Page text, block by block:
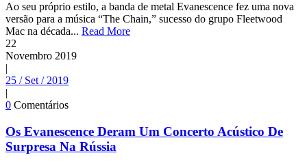
Ao seu próprio estilo, a banda de metal Evanescence fez uma nova
versão para a música “The Chain,” sucesso do grupo Fleetwood
Mac na década... Read More
22
Novembro 2019
|
25 / Set / 2019
|
0 Comentários
Os Evanescence Deram Um Concerto Acústico De
Surpresa Na Rússia